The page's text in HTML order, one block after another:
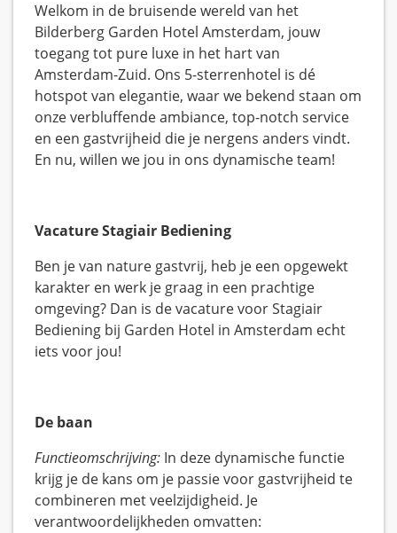
Welkom in de bruisende wereld van het
Bilderberg Garden Hotel Amsterdam, jouw
toegang tot pure luxe in het hart van
Amsterdam-Zuid. Ons 5-sterrenhotel is dé
hotspot van elegantie, waar we bekend staan om
onze verbluffende ambiance, top-notch service
en een gastvrijheid die je nergens anders vindt.
En nu, willen we jou in ons dynamische team!
Vacature Stagiair Bediening
Ben je van nature gastvrij, heb je een opgewekt
karakter en werk je graag in een prachtige
omgeving? Dan is de vacature voor Stagiair
Bediening bij Garden Hotel in Amsterdam echt
iets voor jou!
De baan
Functieomschrijving: In deze dynamische functie
krijg je de kans om je passie voor gastvrijheid te
combineren met veelzijdigheid. Je
verantwoordelijkheden omvatten: